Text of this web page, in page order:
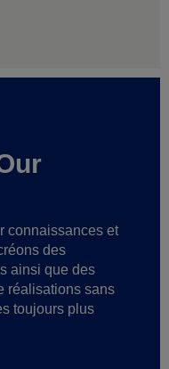
connaissances et
des
ainsi que des
réalisations sans
toujours plus